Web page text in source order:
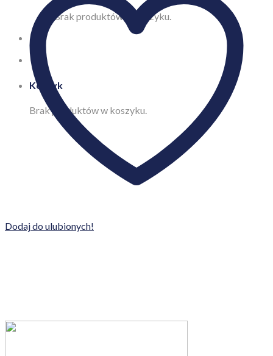
Brak produktów w koszyku.
Koszyk
Brak produktów w koszyku.
Dodaj do ulubionych!